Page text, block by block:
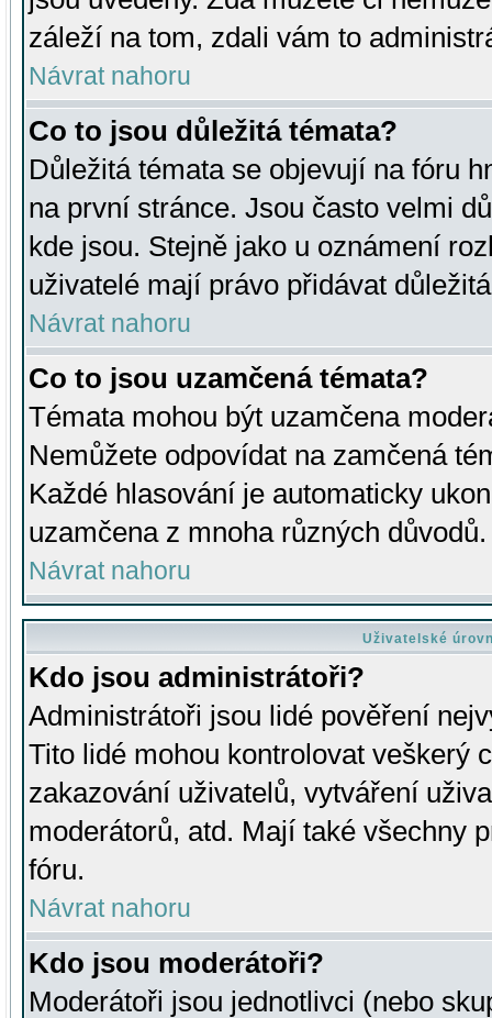
záleží na tom, zdali vám to
Návrat nahoru
Co to jsou důležitá témata?
Důležitá témata se objevují na fóru
na první stránce. Jsou často velmi
kde jsou. Stejně jako u oznámení
uživatelé mají právo přidávat
Návrat nahoru
Co to jsou uzamčená témata?
Témata mohou být uzamčena
Nemůžete odpovídat na zamčená
Každé hlasování je automaticky
uzamčena z mnoha různých důvodů.
Návrat nahoru
Uživatelské
Kdo jsou administrátoři?
Administrátoři jsou lidé pověření
Tito lidé mohou kontrolovat veškerý
zakazování uživatelů, vytváření
moderátorů, atd. Mají také všechny
fóru.
Návrat nahoru
Kdo jsou moderátoři?
Moderátoři jsou jednotlivci (nebo